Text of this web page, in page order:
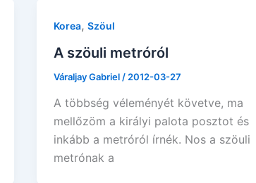
Korea, Szöul
A szöuli metróról
Váraljay Gabriel / 2012-03-27
A többség véleményét követve, ma
mellőzöm a királyi palota posztot és
inkább a metróról írnék. Nos a szöuli
metrónak a